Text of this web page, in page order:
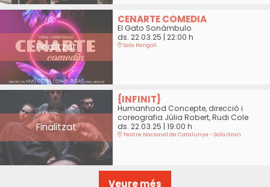
Finalitzat
CENARTE COMEDIA
El Gato Sonámbulo
ds. 22.03.25 | 22:00 h
Sala Pangolí
Finalitzat
{INFINIT}
Humanhood Concepte, direcció i
coreografia Júlia Robert, Rudi Cole
ds. 22.03.25 | 19:00 h
Teatre Nacional de Catalunya - Sala Gran
Veure més